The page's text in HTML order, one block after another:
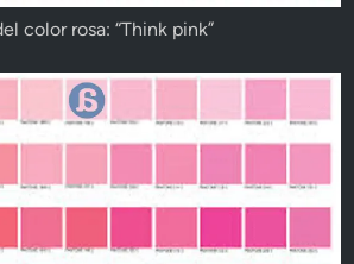
color rosa: “Think pink”